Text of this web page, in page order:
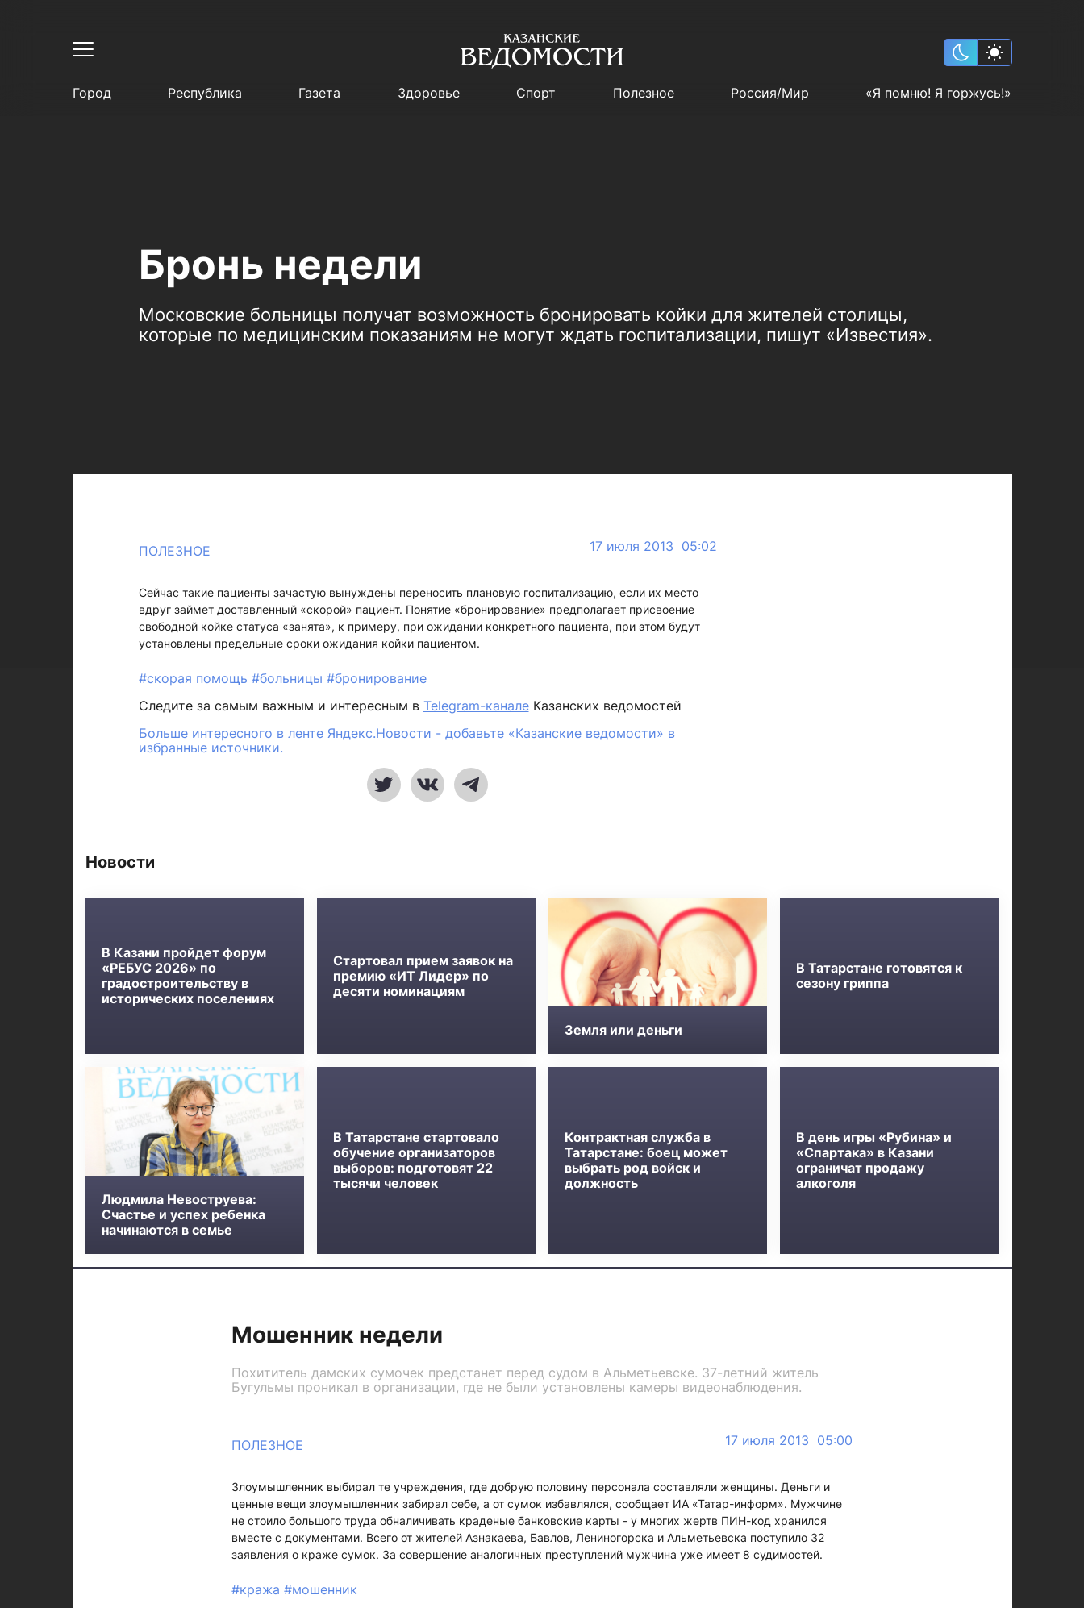
Город Республика Газета Здоровье Спорт Полезное Россия/Мир «Я помню! Я горжусь!»
Бронь недели
Московские больницы получат возможность бронировать койки для жителей столицы,
которые по медицинским показаниям не могут ждать госпитализации, пишут «Известия».
ПОЛЕЗНОЕ 17 июля 2013 05:02
Сейчас такие пациенты зачастую вынуждены переносить плановую госпитализацию, если их место
вдруг займет доставленный «скорой» пациент. Понятие «бронирование» предполагает присвоение
свободной койке статуса «занята», к примеру, при ожидании конкретного пациента, при этом будут
установлены предельные сроки ожидания койки пациентом.
#скорая помощь #больницы #бронирование
Следите за самым важным и интересным в Telegram-каналеКазанских ведомостей
Больше интересного в ленте Яндекс.Новости - добавьте «Казанские ведомости» в
избранные источники.
Новости
В Казани пройдет форум
«РЕБУС 2026» по
градостроительству в
исторических поселениях
Стартовал прием заявок на
премию «ИТ Лидер» по
десяти номинациям
Земля или деньги
В Татарстане готовятся к
сезону гриппа
Людмила Невоструева:
Счастье и успех ребенка
начинаются в семье
В Татарстане стартовало
обучение организаторов
выборов: подготовят 22
тысячи человек
Контрактная служба в
Татарстане: боец может
выбрать род войск и
должность
В день игры «Рубина» и
«Спартака» в Казани
ограничат продажу
алкоголя
Мошенник недели
Похититель дамских сумочек предстанет перед судом в Альметьевске. 37-летний житель
Бугульмы проникал в организации, где не были установлены камеры видеонаблюдения.
ПОЛЕЗНОЕ 17 июля 2013 05:00
Злоумышленник выбирал те учреждения, где добрую половину персонала составляли женщины. Деньги и
ценные вещи злоумышленник забирал себе, а от сумок избавлялся, сообщает ИА «Татар-информ». Мужчине
не стоило большого труда обналичивать краденые банковские карты - у многих жертв ПИН-код хранился
вместе с документами. Всего от жителей Азнакаева, Бавлов, Лениногорска и Альметьевска поступило 32
заявления о краже сумок. За совершение аналогичных преступлений мужчина уже имеет 8 судимостей.
#кража #мошенник